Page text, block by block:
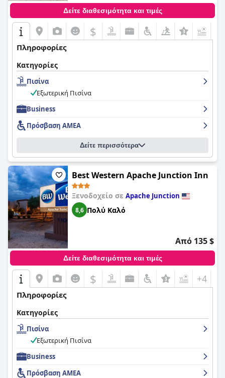
Δείτε διαθεσιμότητα και τιμές
$
Πληροφορίες
Κατηγορίες
Πισίνα
Εξωτερική Πισίνα
Business
Πρόσβαση ΑΜΕΑ
Δείτε περισσότερα
Best Western Apache Junction Inn
Ξενοδοχείο σε Apache Junction
8,6 Πολύ Καλό
Από 135 $
Δείτε διαθεσιμότητα και τιμές
$ +4
Πληροφορίες
Κατηγορίες
Πισίνα
Εξωτερική Πισίνα
Business
Πρόσβαση ΑΜΕΑ